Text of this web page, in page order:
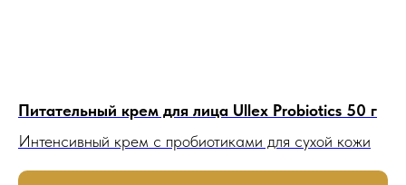
Питательный крем для лица Ullex Probiotics 50 г
Интенсивный крем с пробиотиками для сухой кожи